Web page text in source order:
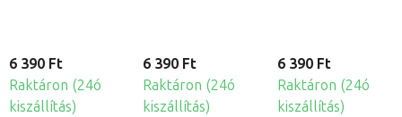
6 390 Ft
Raktáron (24ó
kiszállítás)
6 390 Ft
Raktáron (24ó
kiszállítás)
6 390 Ft
Raktáron (24ó
kiszállítás)